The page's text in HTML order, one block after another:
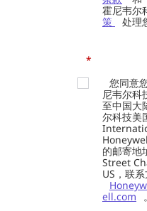
霍尼韦尔
策
处理
*
您同意
尼韦尔科
至中国大
尔科技美
的邮寄地
Street
US，联
ell.com
。